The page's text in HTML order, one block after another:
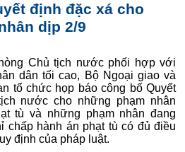
định đặc xá cho
dịp 2/9
Chủ tịch nước phối hợp với
dân tối cao, Bộ Ngoại giao và
tổ chức họp báo công bố Quyết
nước cho những phạm nhân
tù và những phạm nhân đang
chấp hành án phạt tù có đủ điều
định của pháp luật.